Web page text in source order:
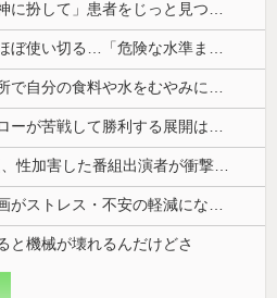
【速報】病院の屋上で「死神に扮して」患者をじっと見つめていた男性を逮捕
米軍、長射程精密ミサイルほぼ使い切る…「危険な水準まで減少」と軍高官が警告！
【3.11被災者が警告】避難所で自分の食料や水をむやみに明かしてはいけない理由
【正論】特撮関係者「ヒーローが苦戦して勝利する展開はいらない。それで特撮は凋落した」
【速報】 NHKの性被害問題、性加害した番組出演者が衝撃告白！
【朗報】かわいい動物の動画がストレス・不安の軽減になる可能性。英大学の研究で実証
と機械が壊れるんだけどさ